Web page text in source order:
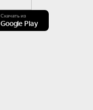
Скачать из
Google Play